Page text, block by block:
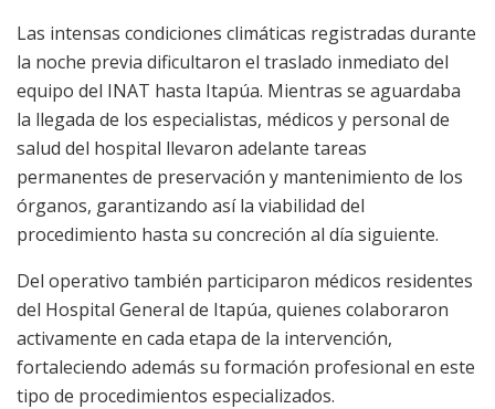
Las intensas condiciones climáticas registradas durante
la noche previa dificultaron el traslado inmediato del
equipo del INAT hasta Itapúa. Mientras se aguardaba
la llegada de los especialistas, médicos y personal de
salud del hospital llevaron adelante tareas
permanentes de preservación y mantenimiento de los
órganos, garantizando así la viabilidad del
procedimiento hasta su concreción al día siguiente.
Del operativo también participaron médicos residentes
del Hospital General de Itapúa, quienes colaboraron
activamente en cada etapa de la intervención,
fortaleciendo además su formación profesional en este
tipo de procedimientos especializados.